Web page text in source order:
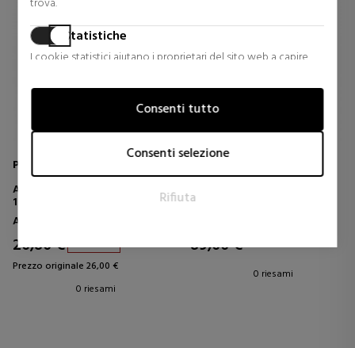
Statistiche
I cookie statistici aiutano i proprietari del sito web a capire
trasmettendo informazioni in forma anonima.
I cookie per il marketing vengono utilizzati per tracciare i
pertinenti e coinvolgenti per il singolo utente e quindi quelli
di maggior valore per gli editori e gli inserzionisti terzi.
Consenti tutto
Consenti selezione
Rifiuta
Pandora
ANELLO ONDA LUCIDO
193095C00
Anelli
20,80 €
Prezzo originale 26,00 €
0 riesami
FASCIA 163100C01
89,00 €
0 riesami